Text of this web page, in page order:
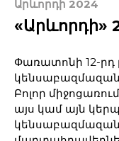
Արևորդի 2024
«Արևորդի»
Փառատոնի 12-
Բոլոր
այս կամ այն